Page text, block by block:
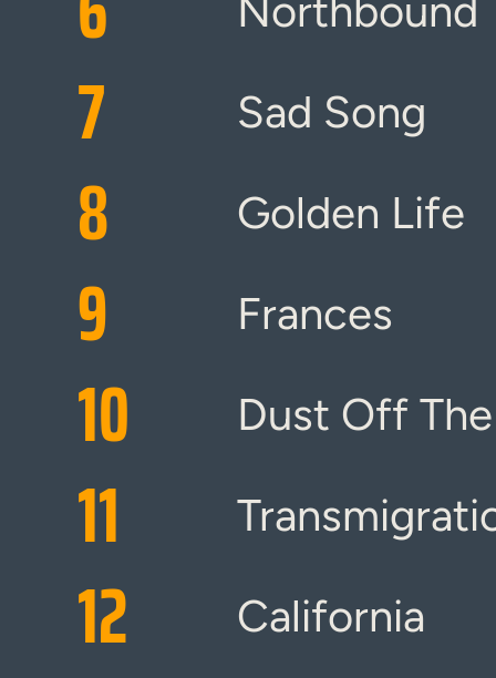
Northbound
7 Sad Song
8 Golden Life
9 Frances
10 Dust Off
11
12 California